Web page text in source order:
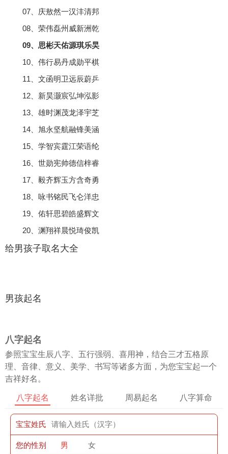
07、庆敖然一汉沣清邦
08、荣伟磊州威新洲乾
09、思彬天佑源琪乐旲
10、伟行易丹成勋平棋
11、文函明卫远辰蔚乒
12、新昊灏宸弘坤泓影
13、雄时渊茂龙泽宇芝
14、旭永坚航融锋美涵
15、学智宾霆江荣语纶
16、世勋宪帅德信梓睿
17、毅齐辉玉方含奇勇
18、咏书铭民飞仑洋忠
19、佑轩思碧皓盛辉文
20、渊翔祥晨悦琦俊凯
给男孩子取名大全
男孩起名
八字起名
参照宝宝生辰八字、五行强弱、喜用神，结合三才五格原
理、音律、意义、美学、书写等诸多方面，为您宝宝起一个
吉祥好名。
八字起名 姓名详批 周易起名 八字算命
宝宝姓氏
您的性别 男 女